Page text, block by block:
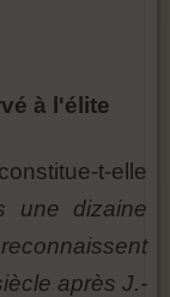
à l'élite
t-elle
une dizaine
après J.-